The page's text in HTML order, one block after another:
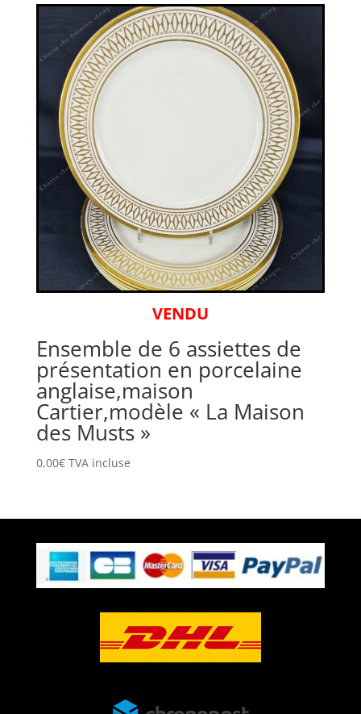
VENDU
Ensemble de 6 assiettes de
présentation en porcelaine
anglaise,maison
Cartier,modèle « La Maison
des Musts »
0,00€ TVA incluse